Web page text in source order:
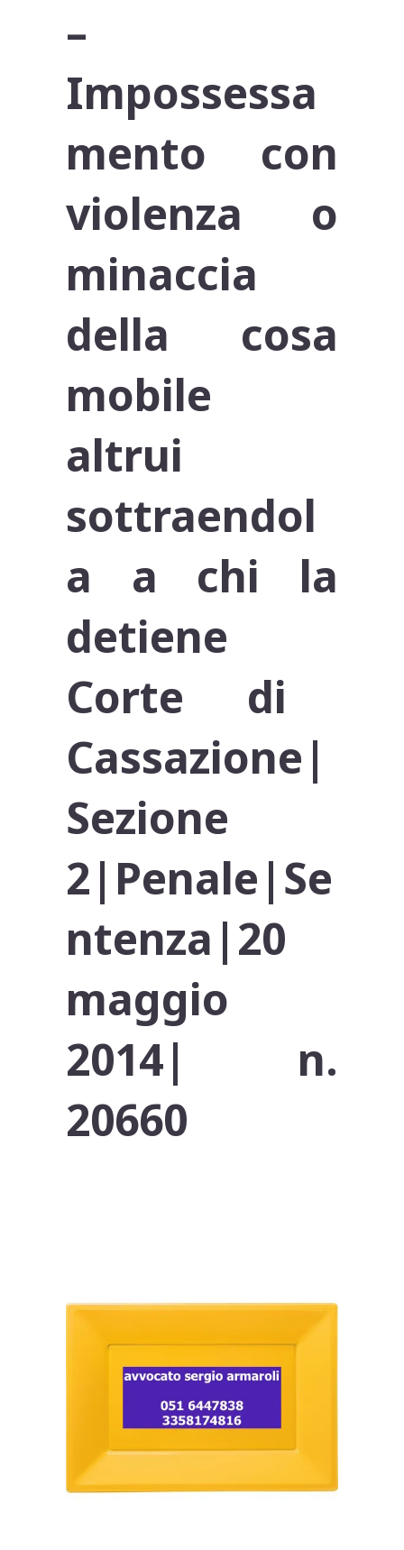
–
Impossessa
mento con
violenza o
minaccia
della cosa
mobile
altrui
sottraendol
a a chi la
detiene
Corte di
Cassazione |
Sezione
2| Penale | Se
ntenza |20
maggio
2014|
n.
20660